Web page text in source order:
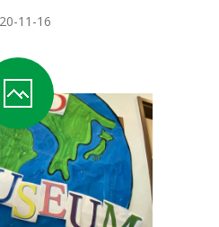
11-16